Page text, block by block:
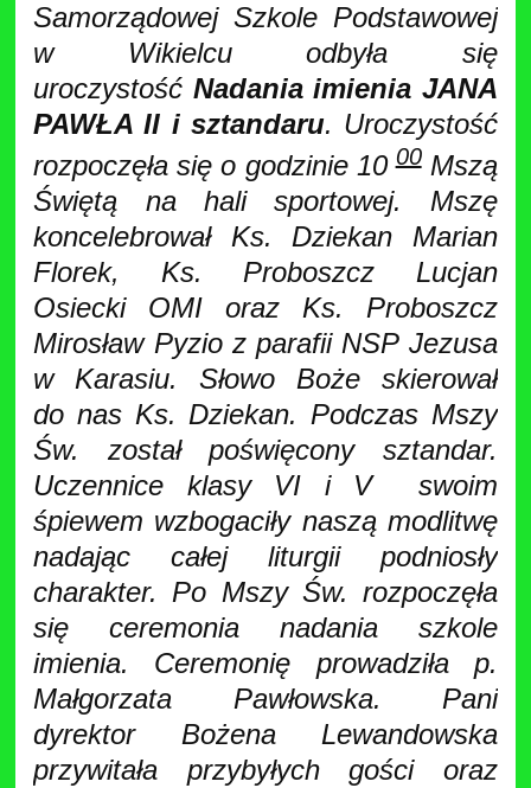
Samorządowej Szkole Podstawowej
w Wikielcu odbyła się
uroczystość Nadania imienia JANA
PAWŁA II i sztandaru. Uroczystość
rozpoczęła się o godzinie 1000Mszą
Świętą na hali sportowej. Mszę
koncelebrował Ks. Dziekan Marian
Florek, Ks. Proboszcz Lucjan
Osiecki OMI oraz Ks. Proboszcz
Mirosław Pyzio z parafii NSP Jezusa
w Karasiu. Słowo Boże skierował
do nas Ks. Dziekan. Podczas Mszy
Św. został poświęcony sztandar.
Uczennice klasy VI i V swoim
śpiewem wzbogaciły naszą modlitwę
nadając całej liturgii podniosły
charakter. Po Mszy Św. rozpoczęła
się ceremonia nadania szkole
imienia. Ceremonię prowadziła p.
Małgorzata Pawłowska. Pani
dyrektor Bożena Lewandowska
przywitała przybyłych gości oraz